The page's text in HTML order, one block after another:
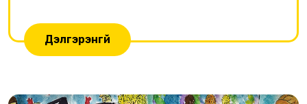
Дэлгэрэнгүй